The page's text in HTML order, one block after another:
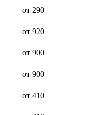
от 290
от 920
от 900
от 900
от 410